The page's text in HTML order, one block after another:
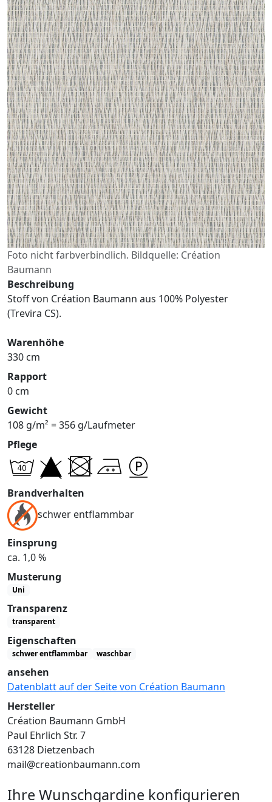
Foto nicht farbverbindlich. Bildquelle: Création
Baumann
Beschreibung
Stoff von Création Baumann aus 100% Polyester
(Trevira CS).
Warenhöhe
330 cm
Rapport
0 cm
Gewicht
108 g/m² = 356 g/Laufmeter
Pflege
Brandverhalten
schwer entflammbar
Einsprung
ca. 1,0 %
Musterung
Uni
Transparenz
transparent
Eigenschaften
schwer entflammbar waschbar
ansehen
Datenblatt auf der Seite von Création Baumann
Hersteller
Création Baumann GmbH
Paul Ehrlich Str. 7
63128 Dietzenbach
mail@creationbaumann.com
Ihre Wunschgardine konfigurieren